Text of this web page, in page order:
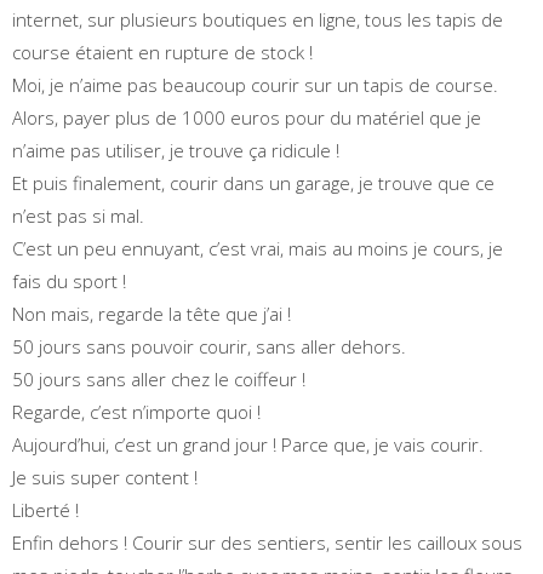
internet, sur plusieurs boutiques en ligne, tous les tapis de
course étaient en rupture de stock !
Moi, je n’aime pas beaucoup courir sur un tapis de course.
Alors, payer plus de 1000 euros pour du matériel que je
n’aime pas utiliser, je trouve ça ridicule !
Et puis finalement, courir dans un garage, je trouve que ce
n’est pas si mal.
C’est un peu ennuyant, c’est vrai, mais au moins je cours, je
fais du sport !
Non mais, regarde la tête que j’ai !
50 jours sans pouvoir courir, sans aller dehors.
50 jours sans aller chez le coiffeur !
Regarde, c’est n’importe quoi !
Aujourd’hui, c’est un grand jour ! Parce que, je vais courir.
Je suis super content !
Liberté !
Enfin dehors ! Courir sur des sentiers, sentir les cailloux sous